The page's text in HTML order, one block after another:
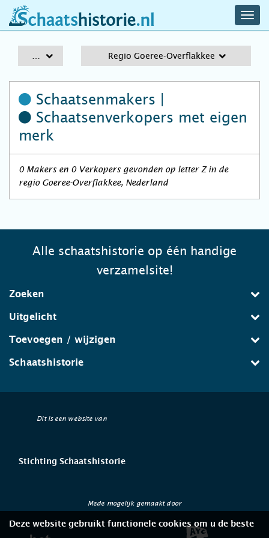
schaatshistorie.nl
Regio Goeree-Overflakkee
Schaatsenmakers |
Schaatsenverkopers met eigen
merk
0 Makers en 0 Verkopers gevonden op letter Z in de
regio Goeree-Overflakkee, Nederland
Alle schaatshistorie op één handige
verzamelsite!
Zoeken
Uitgelicht
Toevoegen / wijzigen
Schaatshistorie
Dit is een website van
Stichting Schaatshistorie
Mede mogelijk gemaakt door
Deze website gebruikt functionele cookies om u de beste